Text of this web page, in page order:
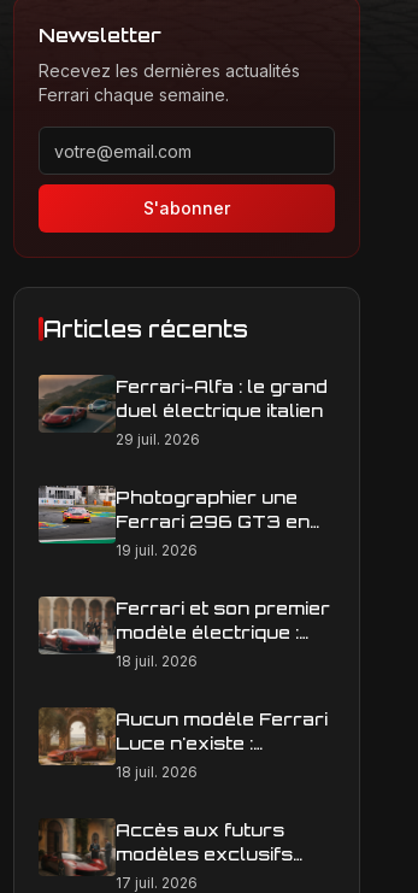
Newsletter
Recevez les dernières actualités
Ferrari chaque semaine.
Adresse email pour la newsletter
S'abonner
Articles récents
Ferrari-Alfa : le grand
duel électrique italien
29 juil. 2026
Photographier une
Ferrari 296 GT3 en
action : construire une
19 juil. 2026
Ferrari et son premier
modèle électrique :
calendrier de
18 juil. 2026
Aucun modèle Ferrari
Luce n'existe :
clarification sur les
18 juil. 2026
Accès aux futurs
modèles exclusifs
Ferrari : l'achat
17 juil. 2026